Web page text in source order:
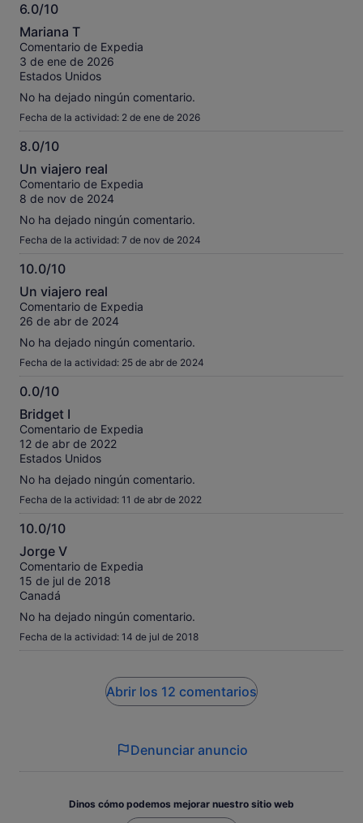
6.0/10
6.0
sobre
10
Mariana T
Comentario de Expedia
3 de ene de 2026
Estados Unidos
No ha dejado ningún comentario.
Fecha de la actividad: 2 de ene de 2026
8.0/10
8.0
sobre
10
Un viajero real
Comentario de Expedia
8 de nov de 2024
No ha dejado ningún comentario.
Fecha de la actividad: 7 de nov de 2024
10.0/10
10.0
sobre
10
Un viajero real
Comentario de Expedia
26 de abr de 2024
No ha dejado ningún comentario.
Fecha de la actividad: 25 de abr de 2024
0.0/10
0.0
sobre
10
Bridget I
Comentario de Expedia
12 de abr de 2022
Estados Unidos
No ha dejado ningún comentario.
Fecha de la actividad: 11 de abr de 2022
10.0/10
10.0
sobre
10
Jorge V
Comentario de Expedia
15 de jul de 2018
Canadá
No ha dejado ningún comentario.
Fecha de la actividad: 14 de jul de 2018
Abrir los 12 comentarios
Denunciar anuncio
Dinos cómo podemos mejorar nuestro sitio web